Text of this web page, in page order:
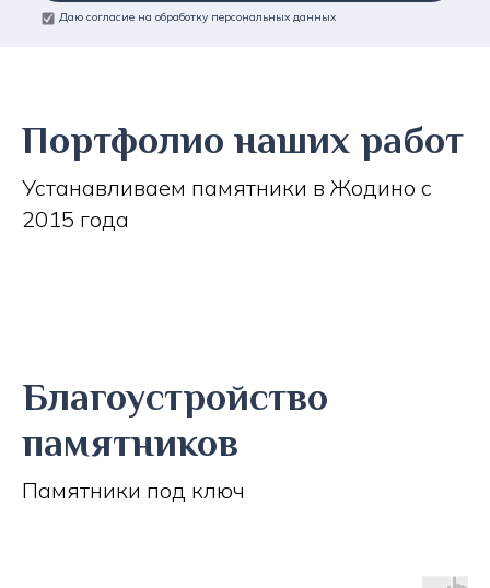
Даю согласие на обработку персональных данных
Портфолио наших работ
Устанавливаем памятники в Жодино с
2015 года
Благоустройство
памятников
Памятники под ключ